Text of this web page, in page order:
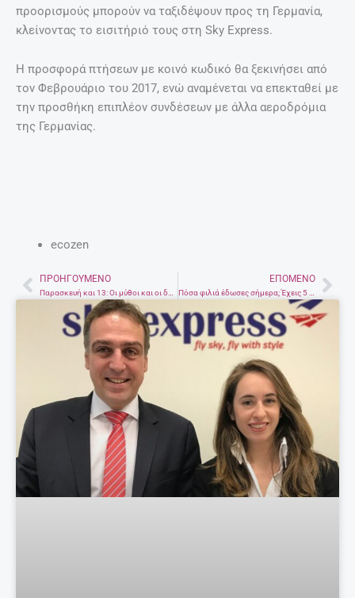
προορισμούς μπορούν να ταξιδέψουν προς τη Γερμανία,
κλείνοντας το εισιτήριό τους στη Sky Express.
Η προσφορά πτήσεων με κοινό κωδικό θα ξεκινήσει από
τον Φεβρουάριο του 2017, ενώ αναμένεται να επεκταθεί με
την προσθήκη επιπλέον συνδέσεων με άλλα αεροδρόμια
της Γερμανίας.
ecozen
Prev
ΠΡΟΗΓΟΎΜΕΝΟ ΕΠΌΜΕΝΟ